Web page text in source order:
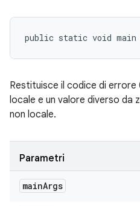
public static void main
Restituisce il codice di
locale e un valore diverso da
non locale.
Parametri
mainArgs